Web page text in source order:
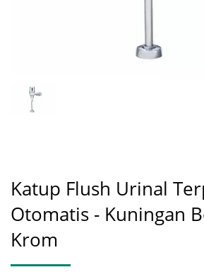
Katup Flush Urinal
Otomatis - Kuningan
Krom